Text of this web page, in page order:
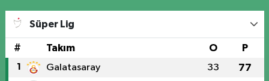
Süper Lig
# Takım O P
1 Galatasaray 33 77